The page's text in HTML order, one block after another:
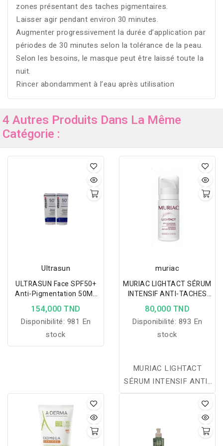
zones présentant des taches pigmentaires.
Laisser agir pendant environ 30 minutes.
Augmenter progressivement la durée d’application par
périodes de 30 minutes selon la tolérance de la peau.
Selon les besoins, le masque peut être laissé toute la
nuit.
Rincer abondamment à l’eau après utilisation
4 Autres Produits Dans La Même
Catégorie :
Ultrasun
ULTRASUN Face SPF50+
Anti-Pigmentation 50ML
LOT DE 2
154,000 TND
Disponibilité: 981 En
stock
muriac
MURIAC LIGHTACT SÉRUM
INTENSIF ANTI-TACHES
30ML
80,000 TND
Disponibilité: 893 En
stock
MURIAC LIGHTACT
SÉRUM INTENSIF ANTI-
TACHES
MURIAC LIGHTACT
SERUM INTENSIF ANTI
TACHES agit sur les